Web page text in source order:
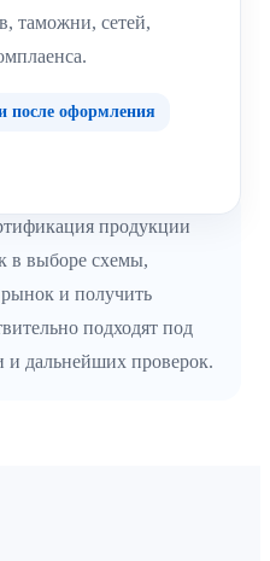
таможни, сетей,
после оформления
продукции
в выборе схемы,
и получить
подходят под
и дальнейших проверок.